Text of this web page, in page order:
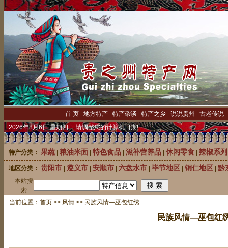
首 页 地方特产 特产杂谈 特产之乡 说说贵州 古老传说
2026年8月6日 星期四 请调整您的计算机日期!
特产分类： 果蔬 粮油米面 特色食品 滋补营养品 休闲零食 辣椒系列
地区分类： 贵阳市 遵义市 安顺市 六盘水市 毕节地区 铜仁地区 黔
本站搜
索
当前位置： 首页>> 风情>> 民族风情—巫包红绣
民族风情—巫包红